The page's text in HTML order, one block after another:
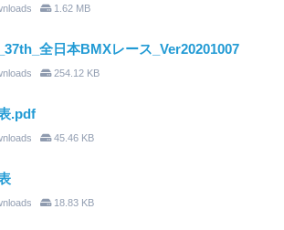
1.62 MB
全日本BMXレース_Ver20201007
254.12 KB
.pdf
45.46 KB
18.83 KB